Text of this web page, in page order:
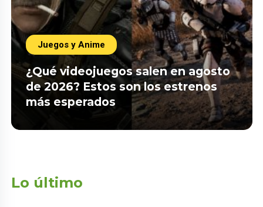
Juegos y Anime
¿Qué videojuegos salen en agosto
de 2026? Estos son los estrenos
más esperados
Lo último